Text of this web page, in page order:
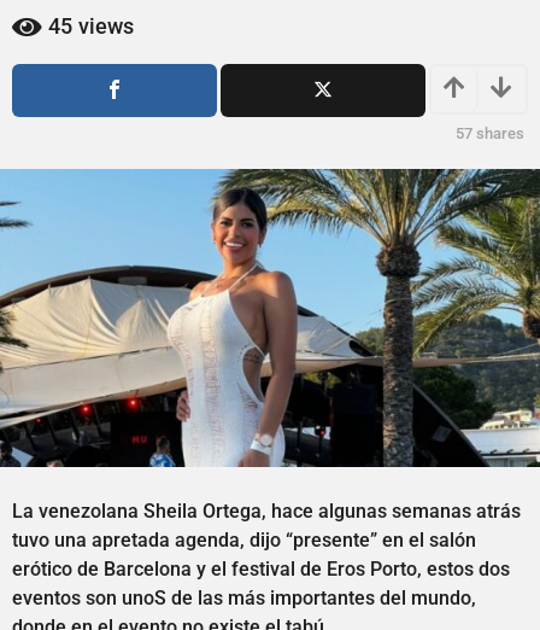
4
ñ
o
s
45 views
57 shares
La venezolana Sheila Ortega, hace algunas semanas atrás
tuvo una apretada agenda, dijo “presente” en el salón
erótico de Barcelona y el festival de Eros Porto, estos dos
eventos son unoS de las más importantes del mundo,